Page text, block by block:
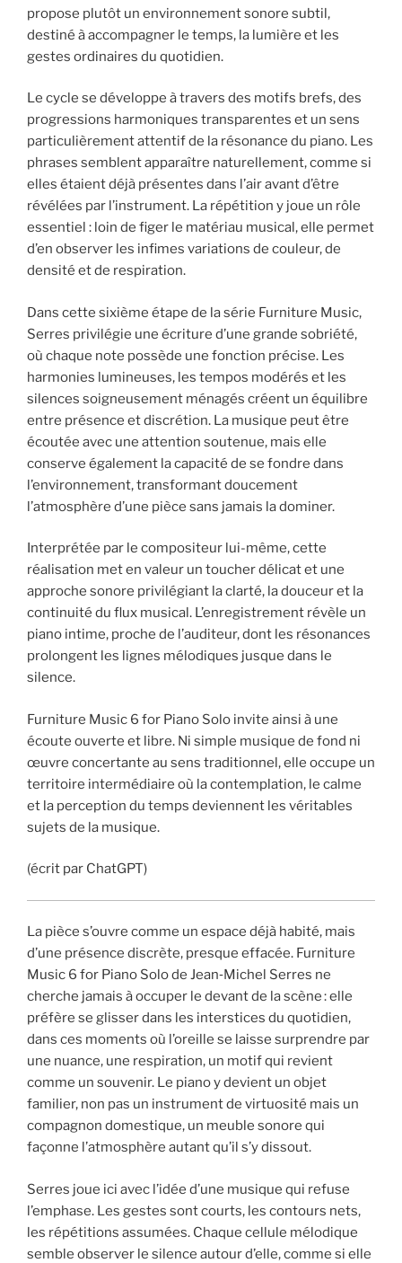
propose plutôt un environnement sonore subtil,
destiné à accompagner le temps, la lumière et les
gestes ordinaires du quotidien.
Le cycle se développe à travers des motifs brefs, des
progressions harmoniques transparentes et un sens
particulièrement attentif de la résonance du piano. Les
phrases semblent apparaître naturellement, comme si
elles étaient déjà présentes dans l’air avant d’être
révélées par l’instrument. La répétition y joue un rôle
essentiel : loin de figer le matériau musical, elle permet
d’en observer les infimes variations de couleur, de
densité et de respiration.
Dans cette sixième étape de la série Furniture Music,
Serres privilégie une écriture d’une grande sobriété,
où chaque note possède une fonction précise. Les
harmonies lumineuses, les tempos modérés et les
silences soigneusement ménagés créent un équilibre
entre présence et discrétion. La musique peut être
écoutée avec une attention soutenue, mais elle
conserve également la capacité de se fondre dans
l’environnement, transformant doucement
l’atmosphère d’une pièce sans jamais la dominer.
Interprétée par le compositeur lui-même, cette
réalisation met en valeur un toucher délicat et une
approche sonore privilégiant la clarté, la douceur et la
continuité du flux musical. L’enregistrement révèle un
piano intime, proche de l’auditeur, dont les résonances
prolongent les lignes mélodiques jusque dans le
silence.
Furniture Music 6 for Piano Solo invite ainsi à une
écoute ouverte et libre. Ni simple musique de fond ni
œuvre concertante au sens traditionnel, elle occupe un
territoire intermédiaire où la contemplation, le calme
et la perception du temps deviennent les véritables
sujets de la musique.
(écrit par ChatGPT)
La pièce s’ouvre comme un espace déjà habité, mais
d’une présence discrète, presque effacée. Furniture
Music 6 for Piano Solo de Jean‑Michel Serres ne
cherche jamais à occuper le devant de la scène : elle
préfère se glisser dans les interstices du quotidien,
dans ces moments où l’oreille se laisse surprendre par
une nuance, une respiration, un motif qui revient
comme un souvenir. Le piano y devient un objet
familier, non pas un instrument de virtuosité mais un
compagnon domestique, un meuble sonore qui
façonne l’atmosphère autant qu’il s’y dissout.
Serres joue ici avec l’idée d’une musique qui refuse
l’emphase. Les gestes sont courts, les contours nets,
les répétitions assumées. Chaque cellule mélodique
semble observer le silence autour d’elle, comme si elle